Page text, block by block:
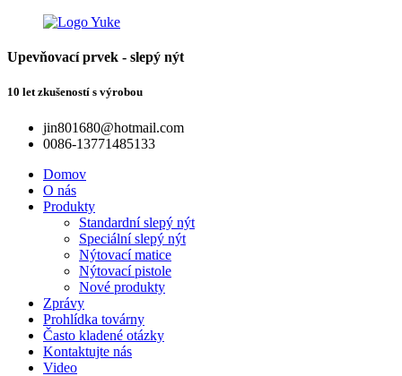
Upevňovací prvek - slepý nýt
10 let zkušeností s výrobou
jin801680@hotmail.com
0086-13771485133
Domov
O nás
Produkty
Standardní slepý nýt
Speciální slepý nýt
Nýtovací matice
Nýtovací pistole
Nové produkty
Zprávy
Prohlídka továrny
Často kladené otázky
Kontaktujte nás
Video